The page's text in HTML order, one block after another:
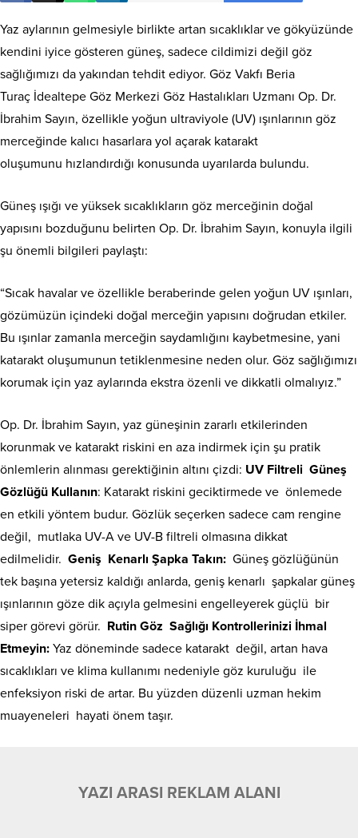
Yaz aylarının gelmesiyle birlikte artan sıcaklıklar ve gökyüzünde
kendini iyice gösteren güneş, sadece cildimizi değil göz
sağlığımızı da yakından tehdit ediyor. Göz Vakfı Beria
Turaç İdealtepe Göz Merkezi Göz Hastalıkları Uzmanı Op. Dr.
İbrahim Sayın, özellikle yoğun ultraviyole (UV) ışınlarının göz
merceğinde kalıcı hasarlara yol açarak katarakt
oluşumunu hızlandırdığı konusunda uyarılarda bulundu.
Güneş ışığı ve yüksek sıcaklıkların göz merceğinin doğal
yapısını bozduğunu belirten Op. Dr. İbrahim Sayın, konuyla ilgili
şu önemli bilgileri paylaştı:
“Sıcak havalar ve özellikle beraberinde gelen yoğun UV ışınları,
gözümüzün içindeki doğal merceğin yapısını doğrudan etkiler.
Bu ışınlar zamanla merceğin saydamlığını kaybetmesine, yani
katarakt oluşumunun tetiklenmesine neden olur. Göz sağlığımızı
korumak için yaz aylarında ekstra özenli ve dikkatli olmalıyız.”
Op. Dr. İbrahim Sayın, yaz güneşinin zararlı etkilerinden
korunmak ve katarakt riskini en aza indirmek için şu pratik
önlemlerin alınması gerektiğinin altını çizdi: UV Filtreli Güneş
Gözlüğü Kullanın: Katarakt riskini geciktirmede ve önlemede
en etkili yöntem budur. Gözlük seçerken sadece cam rengine
değil, mutlaka UV-A ve UV-B filtreli olmasına dikkat
edilmelidir. Geniş Kenarlı Şapka Takın: Güneş gözlüğünün
tek başına yetersiz kaldığı anlarda, geniş kenarlı şapkalar güneş
ışınlarının göze dik açıyla gelmesini engelleyerek güçlü bir
siper görevi görür. Rutin Göz Sağlığı Kontrollerinizi İhmal
Etmeyin: Yaz döneminde sadece katarakt değil, artan hava
sıcaklıkları ve klima kullanımı nedeniyle göz kuruluğu ile
enfeksiyon riski de artar. Bu yüzden düzenli uzman hekim
muayeneleri hayati önem taşır.
YAZI ARASI REKLAM ALANI